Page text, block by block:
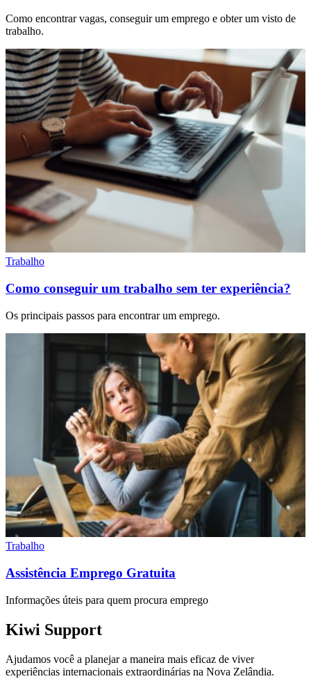
Como encontrar vagas, conseguir um emprego e obter um visto de
trabalho.
Trabalho
Como conseguir um trabalho sem ter experiência?
Os principais passos para encontrar um emprego.
Trabalho
Assistência Emprego Gratuita
Informações úteis para quem procura emprego
Kiwi Support
Ajudamos você a planejar a maneira mais eficaz de viver
experiências internacionais extraordinárias na Nova Zelândia.